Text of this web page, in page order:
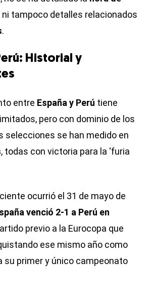
ni tampoco detalles relacionados
.
Historial y
entre España y Perú tiene
pero con dominio de los
selecciones se han medido en
, todas con victoria para la ‘furia
ocurrió el 31 de mayo de
venció 2-1 a Perú en
previo a la Eurocopa que
ese mismo año como
su primer y único campeonato